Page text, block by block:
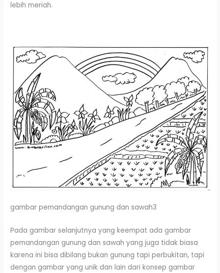
lebih meriah.
gambar pemandangan gunung dan sawah3
Pada gambar selanjutnya yang keempat ada gambar
pemandangan gunung dan sawah yang juga tidak biasa
karena ini bisa dibilang bukan gunung tapi perbukitan, tapi
dengan gambar yang unik dan lain dari konsep gambar